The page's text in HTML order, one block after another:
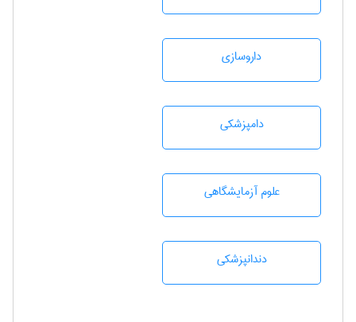
داروسازی
دامپزشكی
علوم آزمايشگاهی
دندانپزشكی